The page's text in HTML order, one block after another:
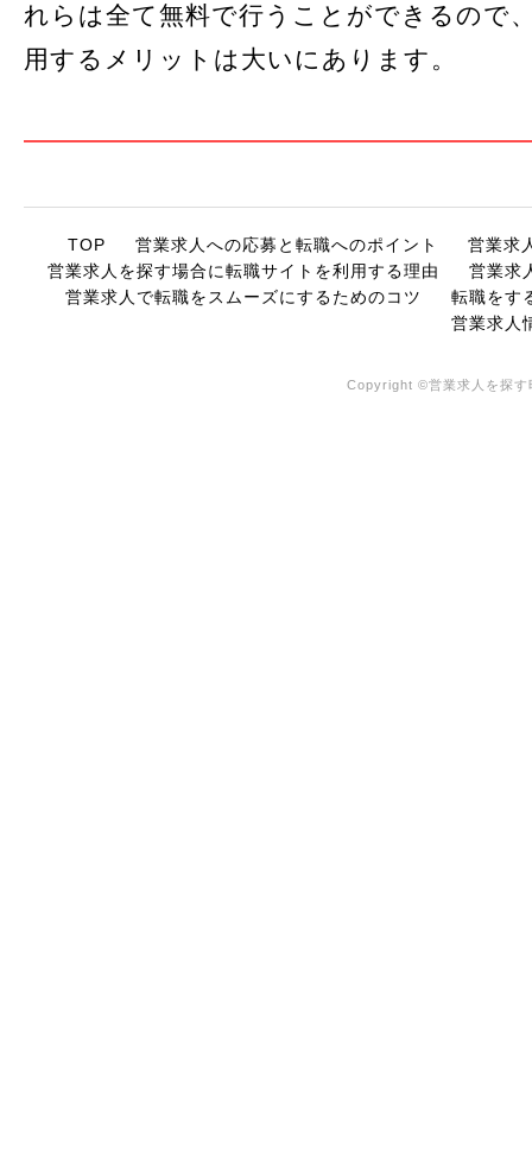
れらは全て無料で行うことができるので
用するメリットは大いにあります。
TOP 営業求人への応募と転職へのポイント
営業求
営業求人を探す場合に転職サイトを利用する理由
営業求
営業求人で転職をスムーズにするためのコツ
転職をす
営業求人
Copyright ©営業求人を探